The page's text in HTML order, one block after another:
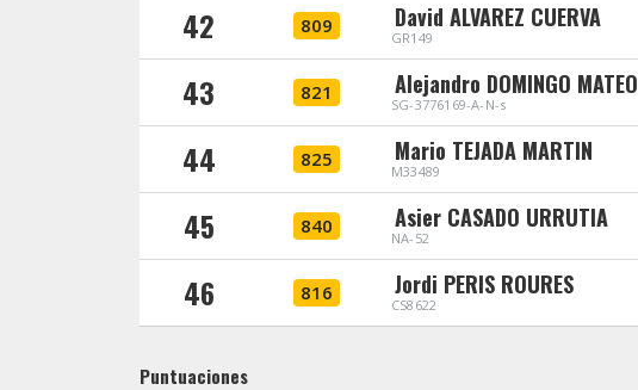
42 809 David ALVAREZ CUERVA
GR149
43 821 Alejandro DOMINGO MATEO
SG-3776169-A-N-s
44 825 Mario TEJADA MARTIN
M33489
45 840 Asier CASADO URRUTIA
NA-52
46 816 Jordi PERIS ROURES
CS8622
Puntuaciones